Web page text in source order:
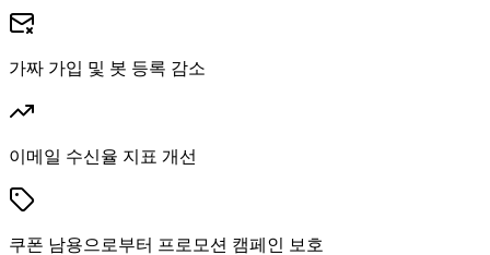
가짜 가입 및 봇 등록 감소
이메일 수신율 지표 개선
쿠폰 남용으로부터 프로모션 캠페인 보호